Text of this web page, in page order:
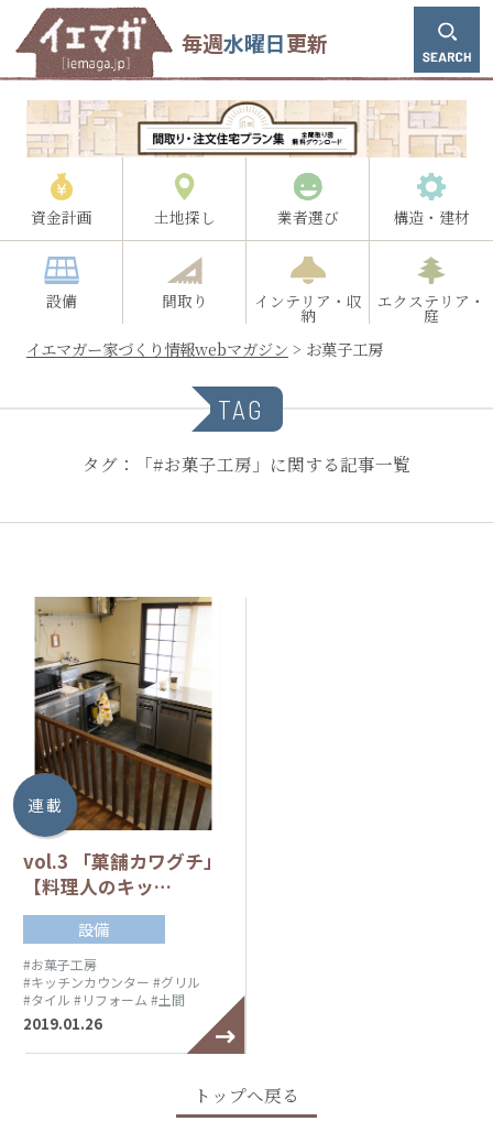
毎週水曜日更新
資金計画 土地探し 業者選び 構造・建材
設備 間取り インテリア・収
納
エクステリア・
庭
イエマガー家づくり情報webマガジン > お菓子工房
TAG
タグ：「#お菓子工房」に関する記事一覧
連 載
vol.3 「菓舗カワグチ」
【料理人のキッ…
設備
#お菓子工房
#キッチンカウンター #グリル
#タイル #リフォーム #土間
2019.01.26
トップへ戻る